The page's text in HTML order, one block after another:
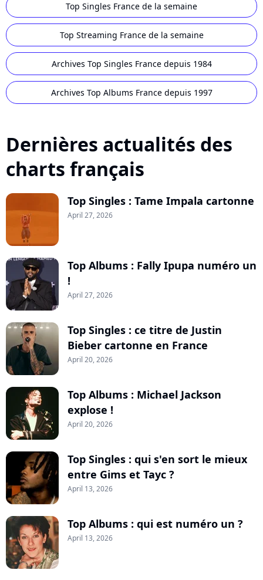
Top Singles France de la semaine
Top Streaming France de la semaine
Archives Top Singles France depuis 1984
Archives Top Albums France depuis 1997
Dernières actualités des
charts français
Top Singles : Tame Impala cartonne
April 27, 2026
Top Albums : Fally Ipupa numéro un
!
April 27, 2026
Top Singles : ce titre de Justin
Bieber cartonne en France
April 20, 2026
Top Albums : Michael Jackson
explose !
April 20, 2026
Top Singles : qui s'en sort le mieux
entre Gims et Tayc ?
April 13, 2026
Top Albums : qui est numéro un ?
April 13, 2026